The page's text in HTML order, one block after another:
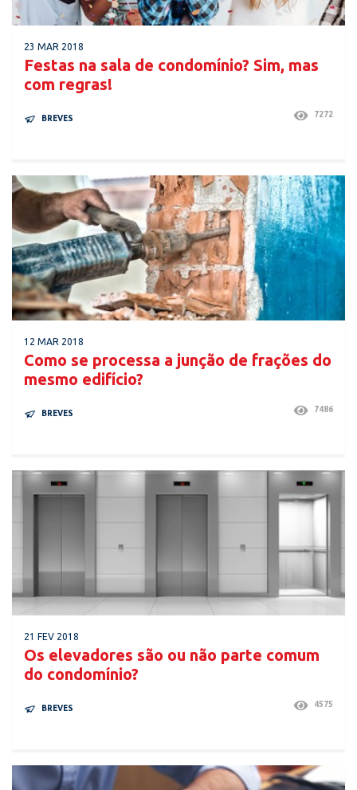
23 MAR 2018
Festas na sala de condomínio? Sim, mas
com regras!
BREVES 7272
12 MAR 2018
Como se processa a junção de frações do
mesmo edifício?
BREVES 7486
21 FEV 2018
Os elevadores são ou não parte comum
do condomínio?
BREVES 4575